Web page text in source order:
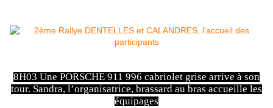
8H03 Une PORSCHE 911 996 cabriolet grise arrive à son
tour. Sandra, l’organisatrice, brassard au bras accueille les
équipages